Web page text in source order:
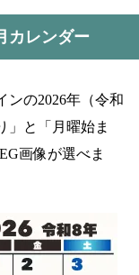
カレンダー
ンの2026年（令和
」と「月曜始ま
画像が選べま